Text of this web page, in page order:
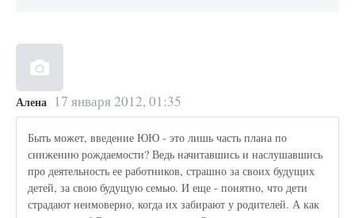
Алена 17 января 2012, 01:35
Быть может, введение ЮЮ - это лишь часть плана по
снижению рождаемости? Ведь начитавшись и наслушавшись
про деятельность ее работников, страшно за своих будущих
детей, за свою будущую семью. И еще - понятно, что дети
страдают неимоверно, когда их забирают у родителей. А как